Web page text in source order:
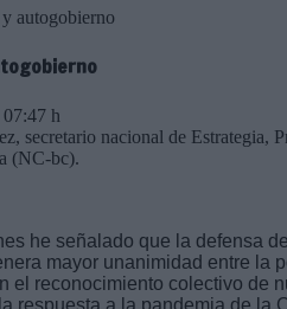
autogobierno
h
secretario nacional de Estrategia,
(NC-bc).
he señalado que la defensa
mayor unanimidad entre la
el reconocimiento colectivo de
respuesta a la pandemia de la